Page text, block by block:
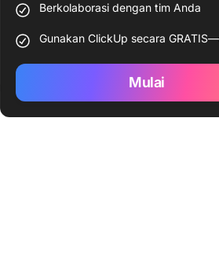
Berkolaborasi dengan tim Anda
Gunakan ClickUp secara
Mulai